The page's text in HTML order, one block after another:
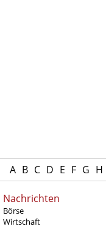
A B C D E F G H
Nachrichten
Börse
Wirtschaft